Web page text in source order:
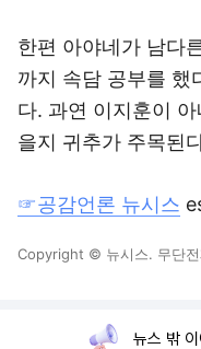
한편 아야네가 남다
까지 속담 공부를 했
다. 과연 이지훈이
을지 귀추가 주목된
☞공감언론 뉴시스
Copyright © 뉴시스. 무단전
뉴스 밖